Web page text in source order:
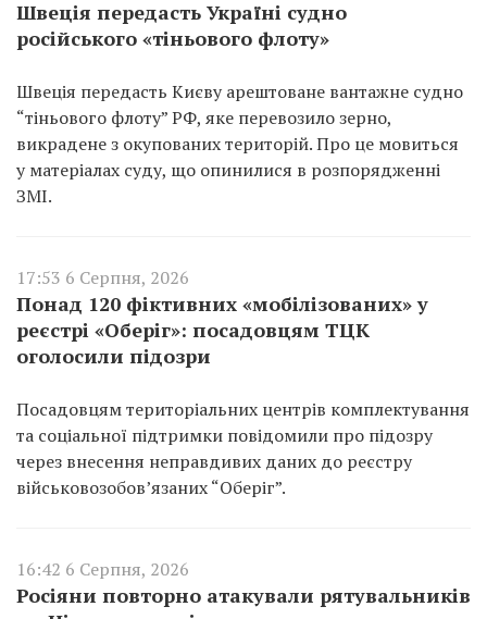
Швеція передасть Україні судно
російського «тіньового флоту»
Швеція передасть Києву арештоване вантажне судно
“тіньового флоту” РФ, яке перевозило зерно,
викрадене з окупованих територій. Про це мовиться
у матеріалах суду, що опинилися в розпорядженні
ЗМІ.
17:53 6 Серпня, 2026
Понад 120 фіктивних «мобілізованих» у
реєстрі «Оберіг»: посадовцям ТЦК
оголосили підозри
Посадовцям територіальних центрів комплектування
та соціальної підтримки повідомили про підозру
через внесення неправдивих даних до реєстру
військовозобов’язаних “Оберіг”.
16:42 6 Серпня, 2026
Росіяни повторно атакували рятувальників